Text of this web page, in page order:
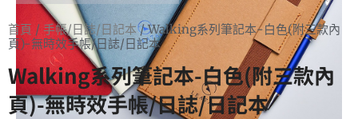
首頁 / 手帳/日誌/日記本/ Walking系列筆記本-白色(附三款內
頁)-無時效手帳/日誌/日記本
Walking系列筆記本-白色(附三款內
頁)-無時效手帳/日誌/日記本